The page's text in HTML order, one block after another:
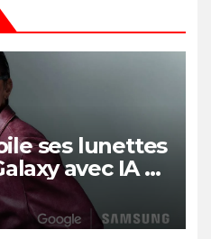
ses lunettes
avec IA et